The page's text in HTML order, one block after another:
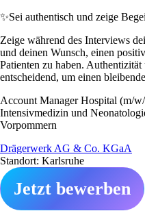
✨Sei authentisch und zeige
Zeige während des Interviews
und deinen Wunsch, einen
Patienten zu haben.
entscheidend, um einen
Account Manager Hospital (m/
Intensivmedizin und
Vorpommern
Drägerwerk AG & Co. KGaA
Standort: Karlsruhe
Jetzt bewerben